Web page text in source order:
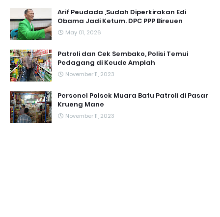
Arif Peudada ,Sudah Diperkirakan Edi
Obama Jadi Ketum. DPC PPP Bireuen
May 01, 2026
Patroli dan Cek Sembako, Polisi Temui
Pedagang di Keude Amplah
November 11, 2023
Personel Polsek Muara Batu Patroli di Pasar
Krueng Mane
November 11, 2023